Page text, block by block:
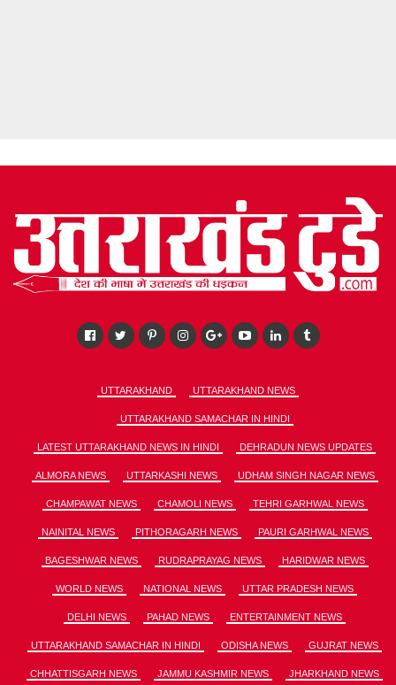
UTTARAKHAND UTTARAKHAND NEWS
UTTARAKHAND SAMACHAR IN HINDI
LATEST UTTARAKHAND NEWS IN HINDI DEHRADUN NEWS UPDATES
ALMORA NEWS UTTARKASHI NEWS UDHAM SINGH NAGAR NEWS
CHAMPAWAT NEWS CHAMOLI NEWS TEHRI GARHWAL NEWS
NAINITAL NEWS PITHORAGARH NEWS PAURI GARHWAL NEWS
BAGESHWAR NEWS RUDRAPRAYAG NEWS HARIDWAR NEWS
WORLD NEWS NATIONAL NEWS UTTAR PRADESH NEWS
DELHI NEWS PAHAD NEWS ENTERTAINMENT NEWS
UTTARAKHAND SAMACHAR IN HINDI ODISHA NEWS GUJRAT NEWS
CHHATTISGARH NEWS JAMMU KASHMIR NEWS JHARKHAND NEWS